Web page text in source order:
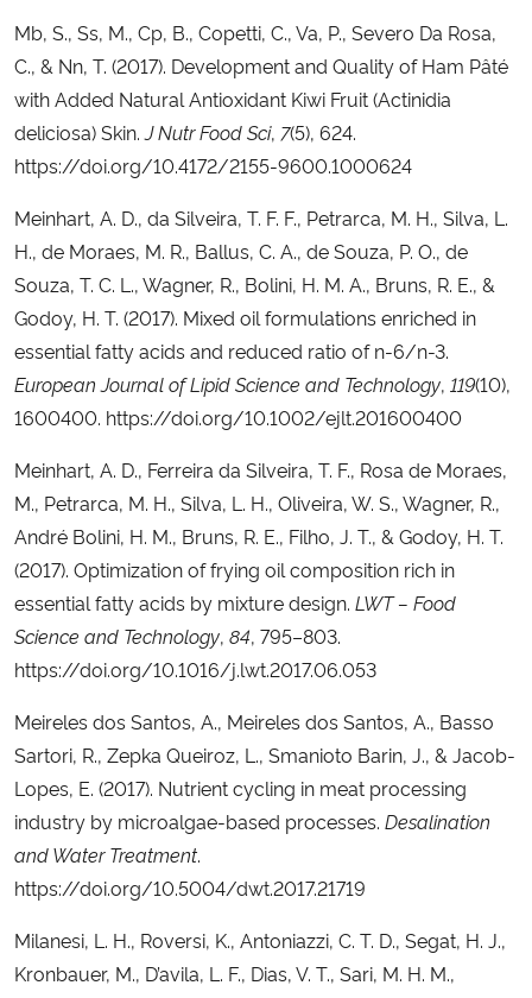
Mb, S., Ss, M., Cp, B., Copetti, C., Va, P., Severo Da Rosa,
C., & Nn, T. (2017). Development and Quality of Ham Pâté
with Added Natural Antioxidant Kiwi Fruit (Actinidia
deliciosa) Skin.J Nutr Food Sci, 7(5), 624.
https://doi.org/10.4172/2155-9600.1000624
Meinhart, A. D., da Silveira, T. F. F., Petrarca, M. H., Silva, L.
H., de Moraes, M. R., Ballus, C. A., de Souza, P. O., de
Souza, T. C. L., Wagner, R., Bolini, H. M. A., Bruns, R. E., &
Godoy, H. T. (2017). Mixed oil formulations enriched in
essential fatty acids and reduced ratio of n-6/n-3.
European Journal of Lipid Science and Technology, 119(10),
1600400. https://doi.org/10.1002/ejlt.201600400
Meinhart, A. D., Ferreira da Silveira, T. F., Rosa de Moraes,
M., Petrarca, M. H., Silva, L. H., Oliveira, W. S., Wagner, R.,
André Bolini, H. M., Bruns, R. E., Filho, J. T., & Godoy, H. T.
(2017). Optimization of frying oil composition rich in
essential fatty acids by mixture design. LWT – Food
Science and Technology, 84, 795–803.
https://doi.org/10.1016/j.lwt.2017.06.053
Meireles dos Santos, A., Meireles dos Santos, A., Basso
Sartori, R., Zepka Queiroz, L., Smanioto Barin, J., & Jacob-
Lopes, E. (2017). Nutrient cycling in meat processing
industry by microalgae-based processes. Desalination
and Water Treatment.
https://doi.org/10.5004/dwt.2017.21719
Milanesi, L. H., Roversi, K., Antoniazzi, C. T. D., Segat, H. J.,
Kronbauer, M., D’avila, L. F., Dias, V. T., Sari, M. H. M.,